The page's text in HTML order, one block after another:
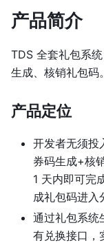
产品简介
TDS 全套礼包系
生成、核销礼包码。
产品定位
开发者无须投
券码生成+核
1 天内即可完
成礼包码进入
通过礼包系统
有兑换接口，